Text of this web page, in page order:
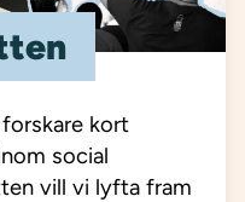
kort
social
vill vi lyfta fram